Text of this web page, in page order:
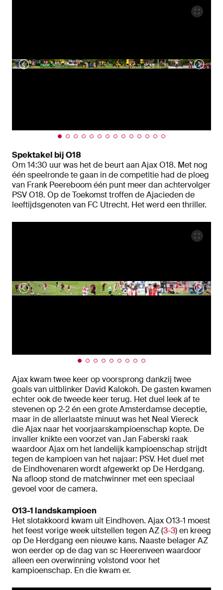
Spektakel bij O18
Om 14:30 uur was het de beurt aan Ajax O18. Met nog
één speelronde te gaan in de competitie had de ploeg
van Frank Peereboom één punt meer dan achtervolger
PSV O18. Op de Toekomst troffen de Ajacieden de
leeftijdsgenoten van FC Utrecht. Het werd een thriller.
Ajax kwam twee keer op voorsprong dankzij twee
goals van uitblinker David Kalokoh. De gasten kwamen
echter ook de tweede keer terug. Het duel leek af te
stevenen op 2-2 én een grote Amsterdamse deceptie,
maar in de allerlaatste minuut was het Neal Viereck
die Ajax naar het voorjaarskampioenschap kopte. De
invaller knikte een voorzet van Jan Faberski raak
waardoor Ajax om het landelijk kampioenschap strijdt
tegen de kampioen van het najaar: PSV. Het duel met
de Eindhovenaren wordt afgewerkt op De Herdgang.
Na afloop stond de matchwinner met een speciaal
gevoel voor de camera.
O13-1 landskampioen
Het slotakkoord kwam uit Eindhoven. Ajax O13-1 moest
het feest vorige week uitstellen tegen AZ (3-3) en kreeg
op De Herdgang een nieuwe kans. Naaste belager AZ
won eerder op de dag van sc Heerenveen waardoor
alleen een overwinning volstond voor het
kampioenschap. En die kwam er.